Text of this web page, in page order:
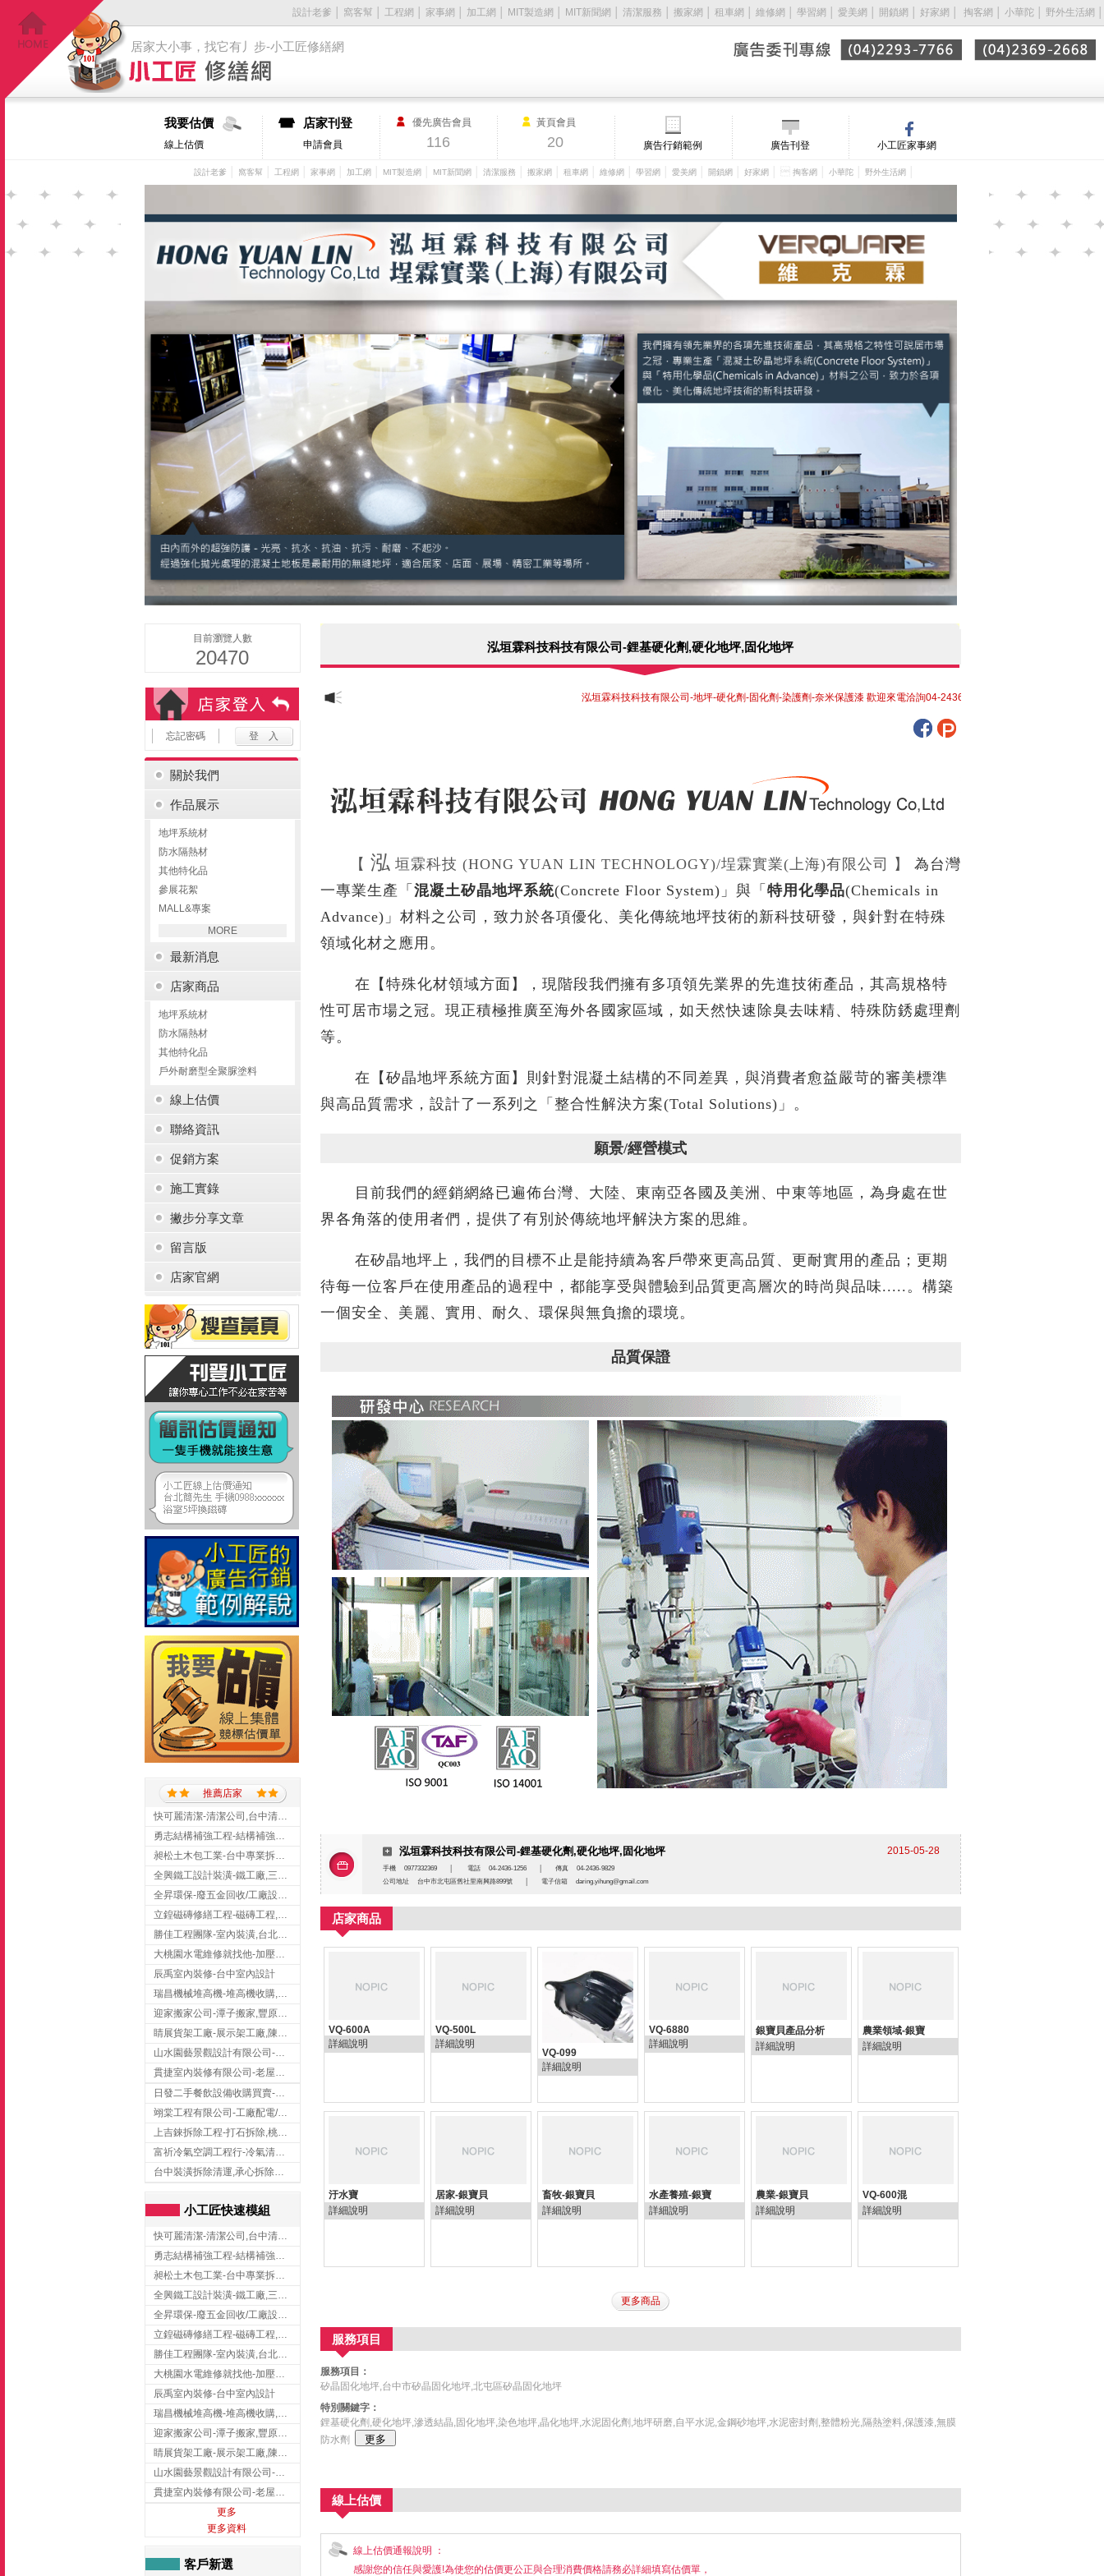
居家大小事，找它有丿步-小工匠修繕網
設計老爹 窩客幫 工程網 家事網 加工網 MIT製造網 MIT新聞網 清潔服務 搬家網 租車網 維修網 學習網 愛美網 開鎖網 好家網 掏客網 小華陀 野外生活網
我要估價
線上估價
店家刊登
申請會員
優先廣告會員
116
黃頁會員
20 廣告行銷範例 廣告刊登 小工匠家事網
設計老爹 窩客幫 工程網 家事網 加工網 MIT製造網 MIT新聞網 清潔服務 搬家網 租車網 維修網 學習網 愛美網 開鎖網 好家網 │  掏客網 小華陀 野外生活網
目前瀏覽人數
20470
忘記密碼
關於我們
作品展示
地坪系統材
防水隔熱材
其他特化品
參展花絮
MALL&專案
MORE
最新消息
店家商品
地坪系統材
防水隔熱材
其他特化品
戶外耐磨型全聚脲塗料
線上估價
聯絡資訊
促銷方案
施工實錄
撇步分享文章
留言版
店家官網
推薦店家
快可麗清潔-清潔公司,台中清潔公司,台中居家清潔
勇志結構補強工程-結構補強工程 ,桃園結構補強工程,龍潭結構補強工程
昶松土木包工業-台中專業拆除工程/挖土機出租
全興鐵工設計裝潢-鐵工廠,三峽鐵工廠,台北鐵工廠
全昇環保-廢五金回收/工廠設備收購/機械設備回收/高價收購廠房設備
立鍠磁磚修繕工程-磁磚工程,磁磚修補,新竹磁磚工程
勝佳工程團隊-室內裝潢,台北房屋裝修,三重室內裝修
大桃園水電維修就找他-加壓馬達,抽水馬達,桃園水電行,中壢水電
辰禹室內裝修-台中室內設計
瑞昌機械堆高機-堆高機收購,新北市堆高機,桃園堆高機
迎家搬家公司-潭子搬家,豐原搬家,大雅搬家,大甲搬家,台中推薦搬家,台中搬家
睛展貨架工廠-展示架工廠,陳列架,台中展示架工廠
山水園藝景觀設計有限公司-景觀工程,景觀設計,新竹園藝工程,新竹景觀設計
貫捷室內裝修有限公司-老屋翻新工程,台中老屋翻新工程,台中舊屋翻新
日發二手餐飲設備收購買賣-二手貨買賣,台中二手貨買賣,台中二手餐飲收購
翊棠工程有限公司-工廠配電/高雄消防機電公司
上吉錸拆除工程-打石拆除,桃園打石拆除,桃園拆除工程
富祈冷氣空調工程行-冷氣清洗,台中冷氣清洗,台中冷氣安裝,北區冷氣清洗
台中裝潢拆除清運,承心拆除清運工程-台中包月垃圾清運,台中工廠垃圾清運,北區裝潢拆除清運
小工匠快速模組
快可麗清潔-清潔公司,台中清潔公司,台中居家清潔
勇志結構補強工程-結構補強工程 ,桃園結構補強工程,龍潭結構補強工程
昶松土木包工業-台中專業拆除工程/挖土機出租
全興鐵工設計裝潢-鐵工廠,三峽鐵工廠,台北鐵工廠
全昇環保-廢五金回收/工廠設備收購/機械設備回收/高價收購廠房設備
立鍠磁磚修繕工程-磁磚工程,磁磚修補,新竹磁磚工程
勝佳工程團隊-室內裝潢,台北房屋裝修,三重室內裝修
大桃園水電維修就找他-加壓馬達,抽水馬達,桃園水電行,中壢水電
辰禹室內裝修-台中室內設計
瑞昌機械堆高機-堆高機收購,新北市堆高機,桃園堆高機
迎家搬家公司-潭子搬家,豐原搬家,大雅搬家,大甲搬家,台中推薦搬家,台中搬家
睛展貨架工廠-展示架工廠,陳列架,台中展示架工廠
山水園藝景觀設計有限公司-景觀工程,景觀設計,新竹園藝工程,新竹景觀設計
貫捷室內裝修有限公司-老屋翻新工程,台中老屋翻新工程,台中舊屋翻新
更多
更多資料
客戶新選
泓垣霖科技科技有限公司-鋰基硬化劑,硬化地坪,固化地坪
泓垣霖科技科技有限公司-地坪-硬化劑-固化劑-染護劑-奈米保護漆 歡迎來電洽詢04-24361256，竭誠為您服務
【 泓 垣霖科技 (HONG YUAN LIN TECHNOLOGY)/埕霖實業(上海)有限公司 】 為台灣
一專業生產「 混凝土矽晶地坪系統(Concrete Floor System)」與「 特用化學品(Chemicals in
Advance)」材料之公司，致力於各項優化、美化傳統地坪技術的新科技研發，與針對在特殊
領域化材之應用。
在【特殊化材領域方面】，現階段我們擁有多項領先業界的先進技術產品，其高規格特
性可居市場之冠。現正積極推廣至海外各國家區域，如天然快速除臭去味精、特殊防銹處理劑
等。
在【矽晶地坪系統方面】則針對混凝土結構的不同差異，與消費者愈益嚴苛的審美標準
與高品質需求，設計了一系列之「整合性解決方案(Total Solutions)」。
願景/經營模式
目前我們的經銷網絡已遍佈台灣、大陸、東南亞各國及美洲、中東等地區，為身處在世
界各角落的使用者們，提供了有別於傳統地坪解決方案的思維。
在矽晶地坪上，我們的目標不止是能持續為客戶帶來更高品質、更耐實用的產品；更期
待每一位客戶在使用產品的過程中，都能享受與體驗到品質更高層次的時尚與品味.....。構築
一個安全、美麗、實用、耐久、環保與無負擔的環境。
品質保證
泓垣霖科技科技有限公司-鋰基硬化劑,硬化地坪,固化地坪 2015-05-28
手機 0977332369 電話 04-2436-1256 傳真
04-2436-9829
公司地址
台中市北屯區舊社里南興路899號 電子信箱 daring.yihung@gmail.com
店家商品
VQ-600A
詳細說明
VQ-500L
詳細說明
VQ-099
詳細說明
VQ-6880
詳細說明
銀寶貝產品分析
詳細說明
農業領域-銀寶
詳細說明
汙水寶
詳細說明
居家-銀寶貝
詳細說明
畜牧-銀寶貝
詳細說明
水產養殖-銀寶
詳細說明
農業-銀寶貝
詳細說明
VQ-600混
詳細說明
更多商品
服務項目
服務項目：
矽晶固化地坪,台中市矽晶固化地坪,北屯區矽晶固化地坪
特別關鍵字：
鋰基硬化劑,硬化地坪,滲透結晶,固化地坪,染色地坪,晶化地坪,水泥固化劑,地坪研磨,自平水泥,金鋼砂地坪,水泥密封劑,整體粉光,隔熱塗料,保護漆,無膜
防水劑
線上估價
線上估價通報說明 ：
感謝您的信任與愛護!為使您的估價更公正與合理消費價格請務必詳細填寫估價單，